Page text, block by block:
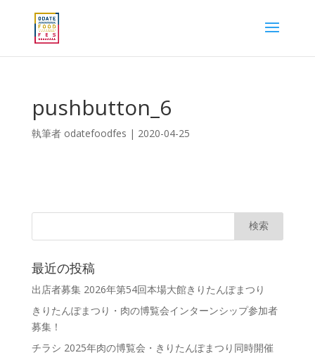
pushbutton_6
執筆者 odatefoodfes | 2020-04-25
最近の投稿
出店者募集 2026年第54回本場大館きりたんぽまつり
きりたんぽまつり・肉の博覧会インターンシップ参加者
募集！
チラシ 2025年肉の博覧会・きりたんぽまつり同時開催